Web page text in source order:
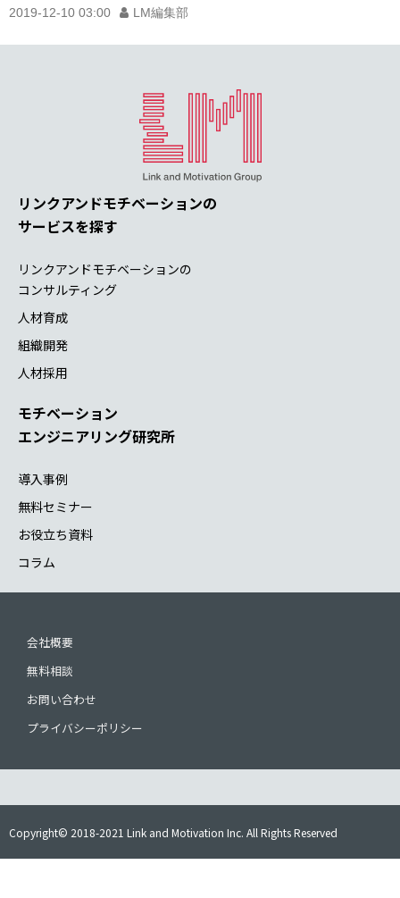
2019-12-10 03:00 LM編集部
リンクアンドモチベーションの
サービスを探す
リンクアンドモチベーションの
コンサルティング
人材育成
組織開発
人材採用
モチベーション
エンジニアリング研究所
導入事例
無料セミナー
お役立ち資料
コラム
会社概要
無料相談
お問い合わせ
プライバシーポリシー
Copyright© 2018-2021 Link and Motivation Inc. All Rights Reserved